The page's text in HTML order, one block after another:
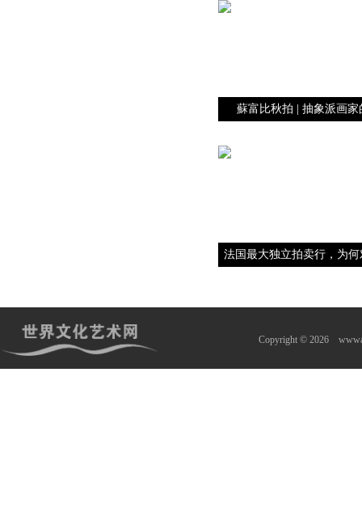
蘇富比秋拍 | 抽象派画家
法国最大独立拍卖行，为何
Copyright © 2026